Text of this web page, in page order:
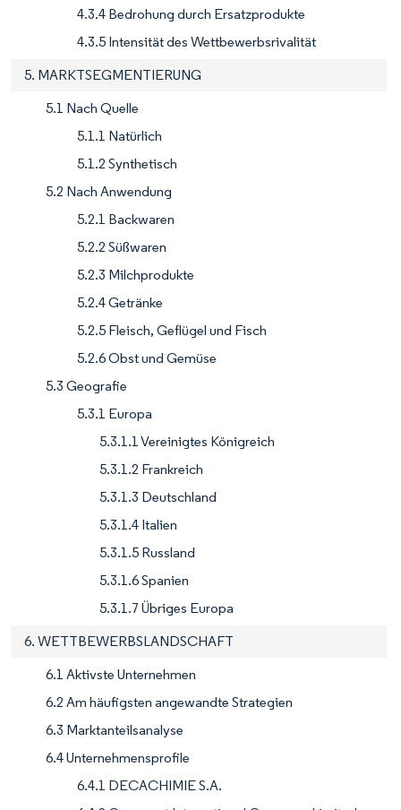
4.3.4 Bedrohung durch Ersatzprodukte
4.3.5 Intensität des Wettbewerbsrivalität
5. MARKTSEGMENTIERUNG
5.1 Nach Quelle
5.1.1 Natürlich
5.1.2 Synthetisch
5.2 Nach Anwendung
5.2.1 Backwaren
5.2.2 Süßwaren
5.2.3 Milchprodukte
5.2.4 Getränke
5.2.5 Fleisch, Geflügel und Fisch
5.2.6 Obst und Gemüse
5.3 Geografie
5.3.1 Europa
5.3.1.1 Vereinigtes Königreich
5.3.1.2 Frankreich
5.3.1.3 Deutschland
5.3.1.4 Italien
5.3.1.5 Russland
5.3.1.6 Spanien
5.3.1.7 Übriges Europa
6. WETTBEWERBSLANDSCHAFT
6.1 Aktivste Unternehmen
6.2 Am häufigsten angewandte Strategien
6.3 Marktanteilsanalyse
6.4 Unternehmensprofile
6.4.1 DECACHIMIE S.A.